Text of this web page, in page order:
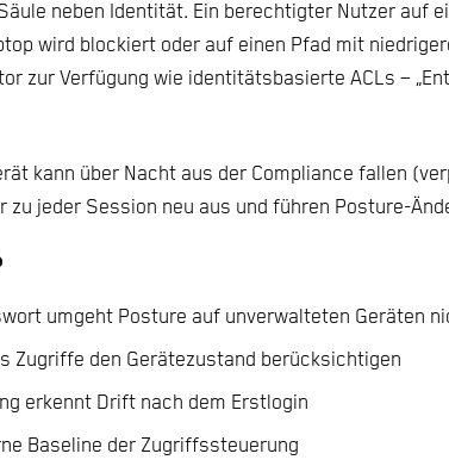
neben Identität. Ein berechtigter Nutzer auf
wird blockiert oder auf einen Pfad mit
zur Verfügung wie identitätsbasierte ACLs –
kann über Nacht aus der Compliance fallen
jeder Session neu aus und führen Posture-
umgeht Posture auf unverwalteten Geräten
Zugriffe den Gerätezustand berücksichtigen
erkennt Drift nach dem Erstlogin
Baseline der Zugriffssteuerung